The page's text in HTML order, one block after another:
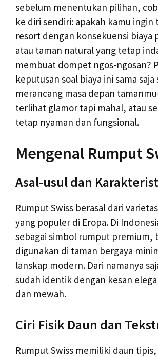
sebelum menentukan pilihan,
ke diri sendiri: apakah kamu ingin
resort dengan konsekuensi biaya
atau taman natural yang tetap
membuat dompet ngos-ngosan?
keputusan soal biaya ini sama
merancang masa depan
terlihat glamor tapi mahal, atau
tetap nyaman dan fungsional.
Mengenal Rumput
Asal-usul dan
Rumput Swiss berasal dari
yang populer di Eropa. Di
sebagai simbol rumput premium,
digunakan di taman bergaya
lanskap modern. Dari namanya
sudah identik dengan kesan
dan mewah.
Ciri Fisik Daun dan
Rumput Swiss memiliki daun